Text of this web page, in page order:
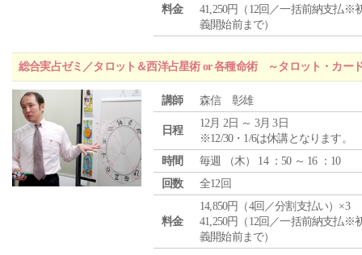
料金
41,250円（12回／一括前納支払※
義開始前まで）
総合実占ゼミ／タロット＆西洋占星術 or 各種命術 ～タロット・カー
講師 森信 彰雄
日程
12月 2日 ～ 3月 3日
※12/30・1/6は休講となります。
時間
毎週 （木） 14 ：50 ～ 16 ：10
回数
全12回
料金
14,850円（4回／分割支払い）×3
41,250円（12回／一括前納支払※
義開始前まで）